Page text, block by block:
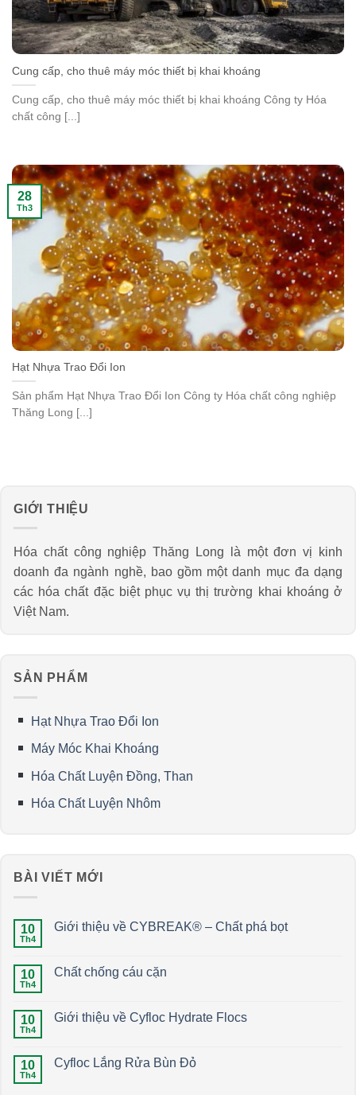
Cung cấp, cho thuê máy móc thiết bị khai khoáng
Cung cấp, cho thuê máy móc thiết bị khai khoáng Công ty Hóa
chất công [...]
Hạt Nhựa Trao Đổi Ion
Sản phẩm Hạt Nhựa Trao Đổi Ion Công ty Hóa chất công nghiệp
Thăng Long [...]
28
Th3
GIỚI THIỆU
Hóa chất công nghiệp Thăng Long là một đơn vị kinh
doanh đa ngành nghề, bao gồm một danh mục đa dạng
các hóa chất đặc biệt phục vụ thị trường khai khoáng ở
Việt Nam.
SẢN PHẨM
Hạt Nhựa Trao Đổi Ion
Máy Móc Khai Khoáng
Hóa Chất Luyện Đồng, Than
Hóa Chất Luyện Nhôm
BÀI VIẾT MỚI
10
Th4
Giới thiệu về CYBREAK® – Chất phá bọt
10
Th4
Chất chống cáu cặn
10
Th4
Giới thiệu về Cyfloc Hydrate Flocs
10
Th4
Cyfloc Lắng Rửa Bùn Đỏ